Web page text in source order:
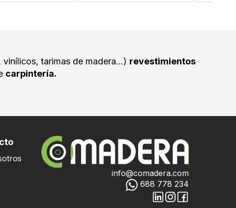
vinílicos, tarimas de madera...) revestimientos
carpintería.
info@comadera.com
688 778 234